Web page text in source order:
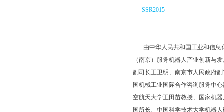
SSR2015
由中华人民共和国工业和信息
（南京）服务机器人产业创新与
副司长王卫明、南京市人民政府
国机械工业国际合作咨询服务中
空航天大学王田苗教授、国家机
国所长、中国科学技术大学机器